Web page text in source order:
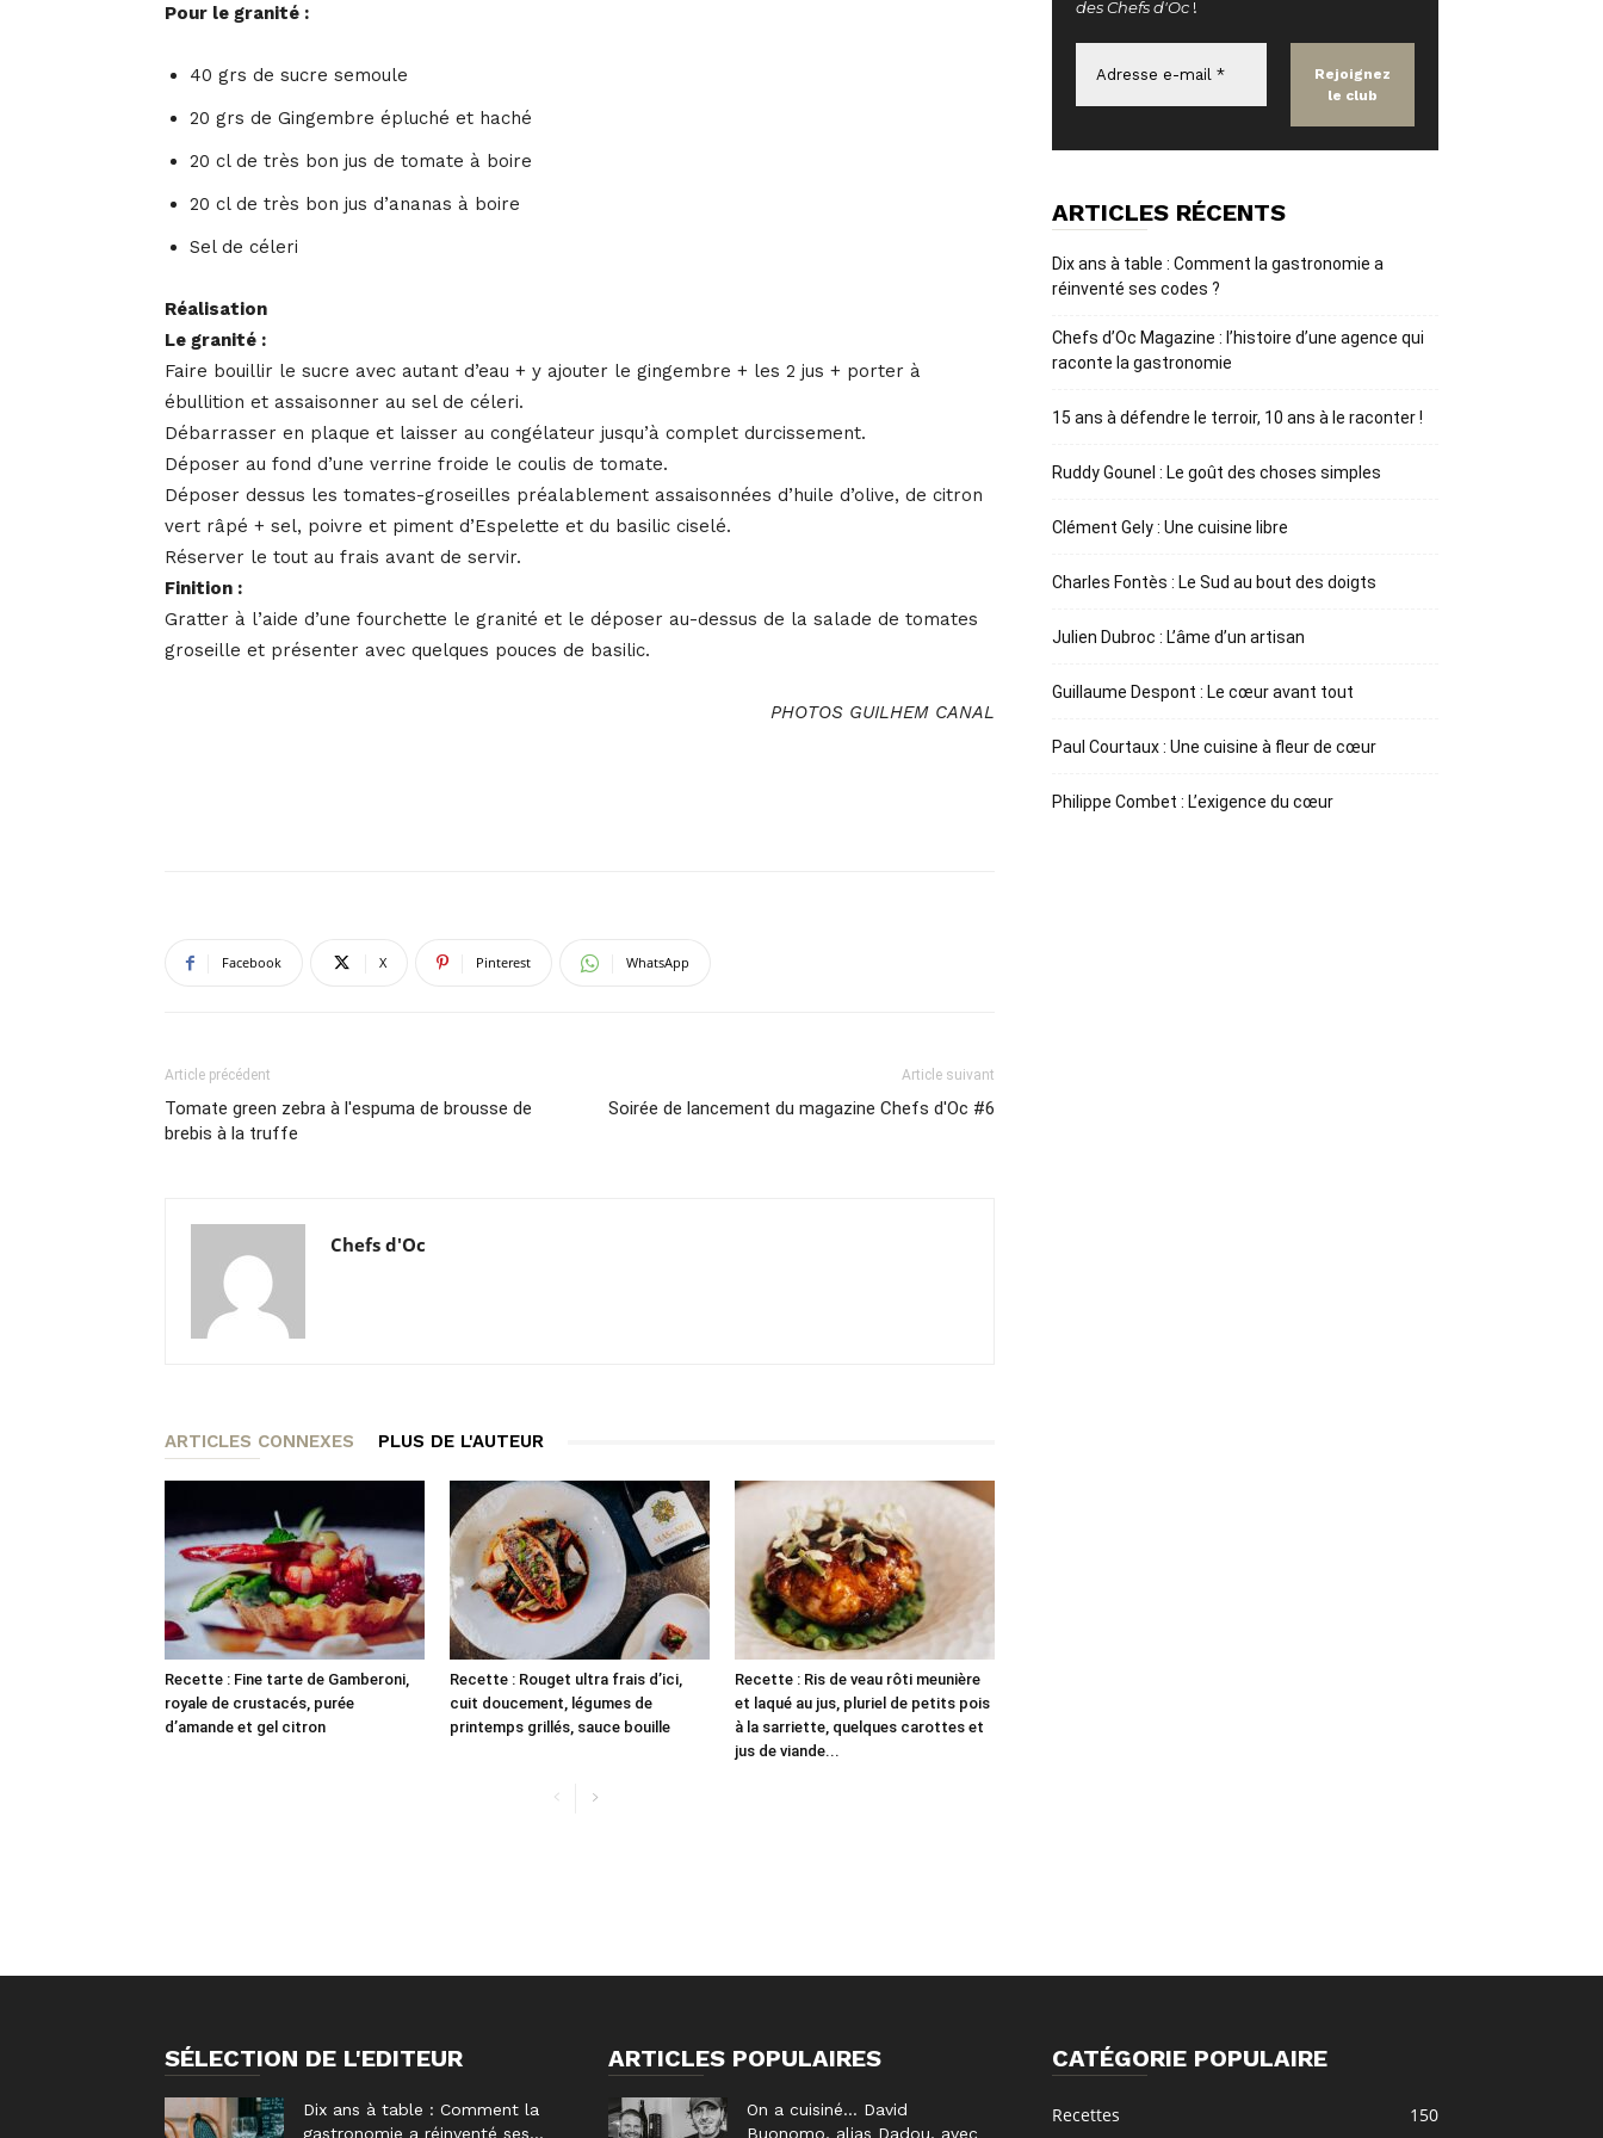
Pour le granité :
40 grs de sucre semoule
20 grs de Gingembre épluché et haché
20 cl de très bon jus de tomate à boire
20 cl de très bon jus d’ananas à boire
Sel de céleri
Réalisation
Le granité :
Faire bouillir le sucre avec autant d’eau + y ajouter le gingembre + les 2 jus + porter à
ébullition et assaisonner au sel de céleri.
Débarrasser en plaque et laisser au congélateur jusqu’à complet durcissement.
Déposer au fond d’une verrine froide le coulis de tomate.
Déposer dessus les tomates-groseilles préalablement assaisonnées d’huile d’olive, de citron
vert râpé + sel, poivre et piment d’Espelette et du basilic ciselé.
Réserver le tout au frais avant de servir.
Finition :
Gratter à l’aide d’une fourchette le granité et le déposer au-dessus de la salade de tomates
groseille et présenter avec quelques pouces de basilic.
PHOTOS GUILHEM CANAL
Facebook X Pinterest WhatsApp
Article précédent
Tomate green zebra à l'espuma de brousse de
brebis à la truffe
Article suivant
Soirée de lancement du magazine Chefs d'Oc #6
Chefs d'Oc
ARTICLES CONNEXES PLUS DE L'AUTEUR
Recette : Fine tarte de Gamberoni,
royale de crustacés, purée
d’amande et gel citron
Recette : Rouget ultra frais d’ici,
cuit doucement, légumes de
printemps grillés, sauce bouille
Recette : Ris de veau rôti meunière
et laqué au jus, pluriel de petits pois
à la sarriette, quelques carottes et
jus de viande...
des Chefs d'Oc !
ARTICLES RÉCENTS
Dix ans à table : Comment la gastronomie a
réinventé ses codes ?
Chefs d’Oc Magazine : l’histoire d’une agence qui
raconte la gastronomie
15 ans à défendre le terroir, 10 ans à le raconter !
Ruddy Gounel : Le goût des choses simples
Clément Gely : Une cuisine libre
Charles Fontès : Le Sud au bout des doigts
Julien Dubroc : L’âme d’un artisan
Guillaume Despont : Le cœur avant tout
Paul Courtaux : Une cuisine à fleur de cœur
Philippe Combet : L’exigence du cœur
SÉLECTION DE L'EDITEUR
Dix ans à table : Comment la
gastronomie a réinventé ses...
ARTICLES POPULAIRES
On a cuisiné… David
Buonomo, alias Dadou, avec
CATÉGORIE POPULAIRE
Recettes 150